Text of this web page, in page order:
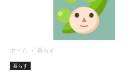
ホーム 暮らす
暮らす